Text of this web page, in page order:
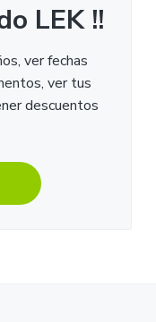
LEK !!
ver fechas
ver tus
descuentos